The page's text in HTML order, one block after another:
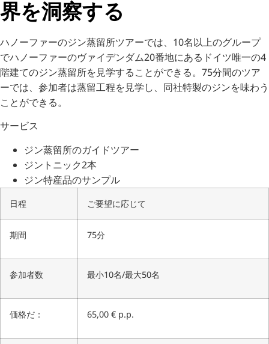
界を洞察する
ハノーファーのジン蒸留所ツアーでは、10名以上のグループ
でハノーファーのヴァイデンダム20番地にあるドイツ唯一の4
階建てのジン蒸留所を見学することができる。75分間のツア
ーでは、参加者は蒸留工程を見学し、同社特製のジンを味わう
ことができる。
サービス
ジン蒸留所のガイドツアー
ジントニック2本
ジン特産品のサンプル
日程 ご要望に応じて
期間 75分
参加者数 最小10名/最大50名
価格だ： 65,00 € p.p.